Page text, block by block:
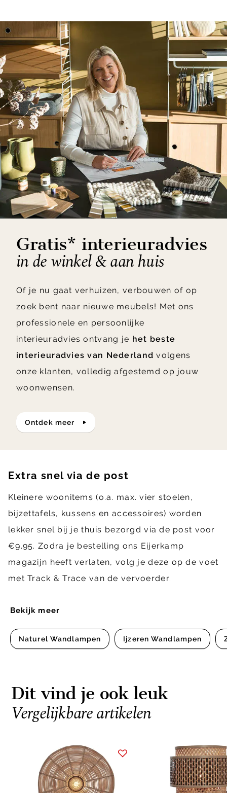
Gratis* interieuradvies
in de winkel & aan huis
Of je nu gaat verhuizen, verbouwen of op
zoek bent naar nieuwe meubels! Met ons
professionele en persoonlijke
interieuradvies ontvang je het beste
interieuradvies van Nederland volgens
onze klanten, volledig afgestemd op jouw
woonwensen.
ontdek meer
Bekijk meer
Naturel Wandlampen Ijzeren Wandlampen
Extra snel via de post
Kleinere woonitems (o.a. max. vier stoelen,
bijzettafels, kussens en accessoires) worden
lekker snel bij je thuis bezorgd via de post voor
€9.95. Zodra je bestelling ons Eijerkamp
magazijn heeft verlaten, volg je deze op de voet
met Track & Trace van de vervoerder.
Dit vind je ook leuk
Vergelijkbare artikelen